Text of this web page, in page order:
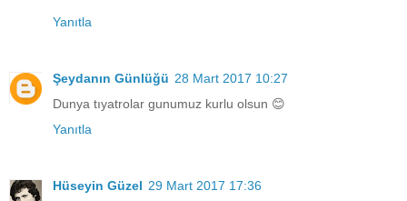
Yanıtla
Şeydanın Günlüğü 28 Mart 2017 10:27
Dunya tıyatrolar gunumuz kurlu olsun 😊
Yanıtla
Hüseyin Güzel 29 Mart 2017 17:36